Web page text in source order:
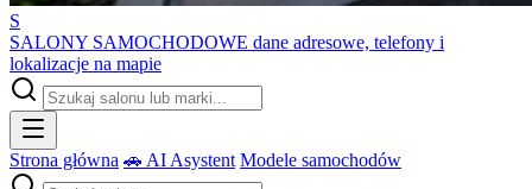
S
SALONY SAMOCHODOWE dane adresowe, telefony i
lokalizacje na mapie
Strona główna 🚗 AI Asystent Modele samochodów